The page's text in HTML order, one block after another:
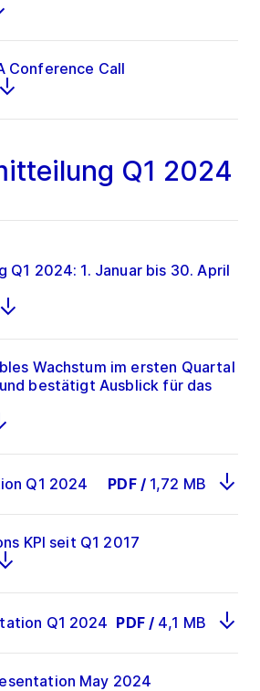
Conference Call
Q1 2024
Q1 2024: 1. Januar bis 30. April
Wachstum im ersten Quartal
bestätigt Ausblick für das
Q1 2024 PDF / 1,72 MB
KPI seit Q1 2017
Q1 2024 PDF / 4,1 MB
May 2024